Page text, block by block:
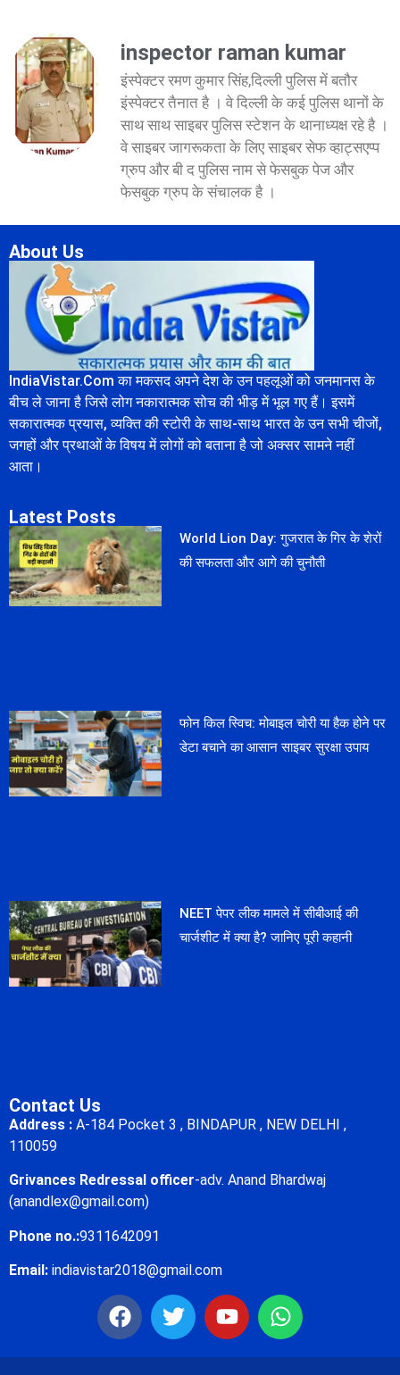
inspector raman kumar
इंस्पेक्टर रमण कुमार सिंह,दिल्ली पुलिस में बतौर
इंस्पेक्टर तैनात है । वे दिल्ली के कई पुलिस थानों के
साथ साथ साइबर पुलिस स्टेशन के थानाध्यक्ष रहे है ।
वे साइबर जागरूकता के लिए साइबर सेफ व्हाट्सएप्प
ग्रुप और बी द पुलिस नाम से फेसबुक पेज और
फेसबुक ग्रुप के संचालक है ।
About Us
IndiaVistar.Com का मकसद अपने देश के उन पहलूओं को जनमानस के
बीच ले जाना है जिसे लोग नकारात्मक सोच की भीड़ में भूल गए हैं। इसमें
सकारात्मक प्रयास, व्यक्ति की स्टोरी के साथ-साथ भारत के उन सभी चीजों,
जगहों और प्रथाओं के विषय में लोगों को बताना है जो अक्सर सामने नहीं
आता।
Latest Posts
World Lion Day: गुजरात के गिर के शेरों
की सफलता और आगे की चुनौती
फोन किल स्विच: मोबाइल चोरी या हैक होने पर
डेटा बचाने का आसान साइबर सुरक्षा उपाय
NEET पेपर लीक मामले में सीबीआई की
चार्जशीट में क्या है? जानिए पूरी कहानी
Contact Us
Address : A-184 Pocket 3 , BINDAPUR , NEW DELHI ,
110059
Grivances Redressal officer-adv. Anand Bhardwaj
(anandlex@gmail.com)
Phone no.:9311642091
Email: indiavistar2018@gmail.com